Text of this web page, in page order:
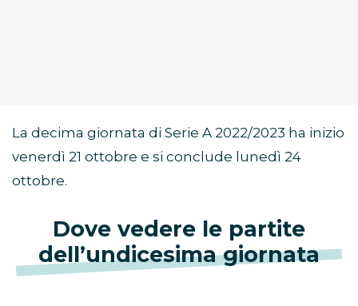
La decima giornata di Serie A 2022/2023 ha inizio
venerdì 21 ottobre e si conclude lunedì 24
ottobre.
Dove vedere le partite
dell’undicesima giornata